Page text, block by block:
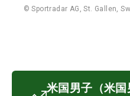
© Sportradar AG, St. Gallen,
米国男子 （米国